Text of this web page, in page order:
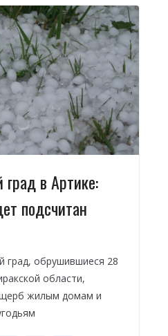
dI
n
а
в
и
т
ь
в Артике:
подсчитан
град, обрушившиеся 28
области,
жилым домам и